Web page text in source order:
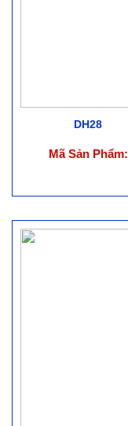
DH28
Mã Sản Phẩm: